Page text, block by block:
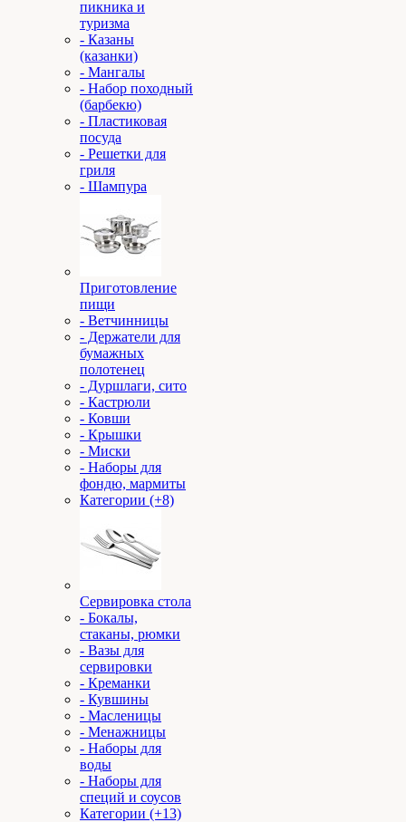
пикника и
туризма
- Казаны
(казанки)
- Мангалы
- Набор походный
(барбекю)
- Пластиковая
посуда
- Решетки для
гриля
- Шампура
Приготовление
пищи
- Ветчинницы
- Держатели для
бумажных
полотенец
- Дуршлаги, сито
- Кастрюли
- Ковши
- Крышки
- Миски
- Наборы для
фондю, мармиты
Категории (+8)
Сервировка стола
- Бокалы,
стаканы, рюмки
- Вазы для
сервировки
- Креманки
- Кувшины
- Масленицы
- Менажницы
- Наборы для
воды
- Наборы для
специй и соусов
Категории (+13)